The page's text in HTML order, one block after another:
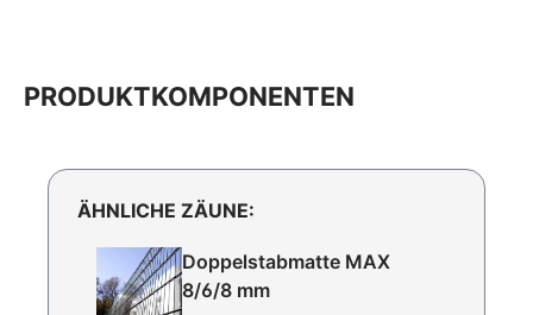
PRODUKTKOMPONENTEN
ÄHNLICHE ZÄUNE:
Doppelstabmatte MAX
8/6/8 mm